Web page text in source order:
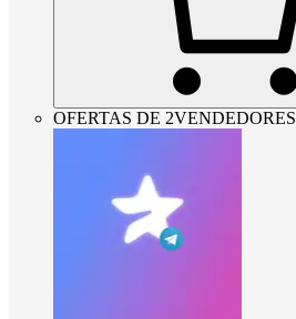
OFERTAS DE 2VENDEDORES